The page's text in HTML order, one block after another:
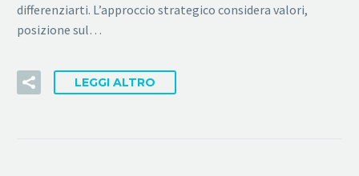
differenziarti. L’approccio strategico considera valori,
posizione sul…
LEGGI ALTRO